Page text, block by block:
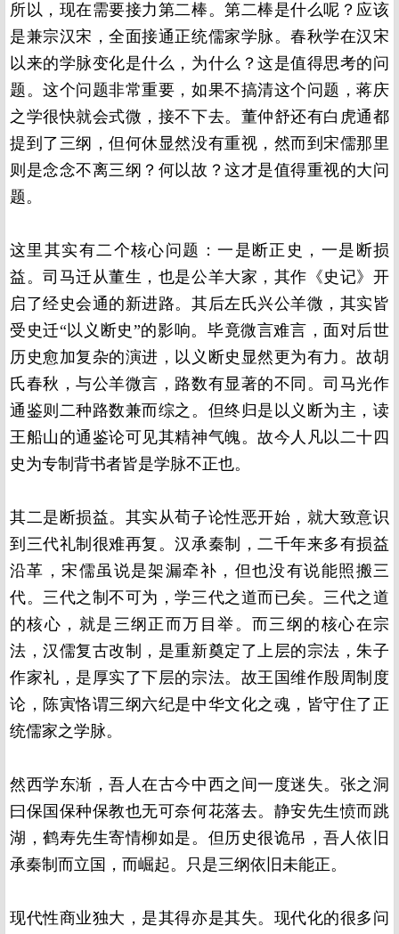
所以，现在需要接力第二棒。第二棒是什么呢？应该
是兼宗汉宋，全面接通正统儒家学脉。春秋学在汉宋
以来的学脉变化是什么，为什么？这是值得思考的问
题。这个问题非常重要，如果不搞清这个问题，蒋庆
之学很快就会式微，接不下去。董仲舒还有白虎通都
提到了三纲，但何休显然没有重视，然而到宋儒那里
则是念念不离三纲？何以故？这才是值得重视的大问
题。
这里其实有二个核心问题：一是断正史，一是断损
益。司马迁从董生，也是公羊大家，其作《史记》开
启了经史会通的新进路。其后左氏兴公羊微，其实皆
受史迁“以义断史”的影响。毕竟微言难言，面对后世
历史愈加复杂的演进，以义断史显然更为有力。故胡
氏春秋，与公羊微言，路数有显著的不同。司马光作
通鉴则二种路数兼而综之。但终归是以义断为主，读
王船山的通鉴论可见其精神气魄。故今人凡以二十四
史为专制背书者皆是学脉不正也。
其二是断损益。其实从荀子论性恶开始，就大致意识
到三代礼制很难再复。汉承秦制，二千年来多有损益
沿革，宋儒虽说是架漏牵补，但也没有说能照搬三
代。三代之制不可为，学三代之道而已矣。三代之道
的核心，就是三纲正而万目举。而三纲的核心在宗
法，汉儒复古改制，是重新奠定了上层的宗法，朱子
作家礼，是厚实了下层的宗法。故王国维作殷周制度
论，陈寅恪谓三纲六纪是中华文化之魂，皆守住了正
统儒家之学脉。
然西学东渐，吾人在古今中西之间一度迷失。张之洞
曰保国保种保教也无可奈何花落去。静安先生愤而跳
湖，鹤寿先生寄情柳如是。但历史很诡吊，吾人依旧
承秦制而立国，而崛起。只是三纲依旧未能正。
现代性商业独大，是其得亦是其失。现代化的很多问